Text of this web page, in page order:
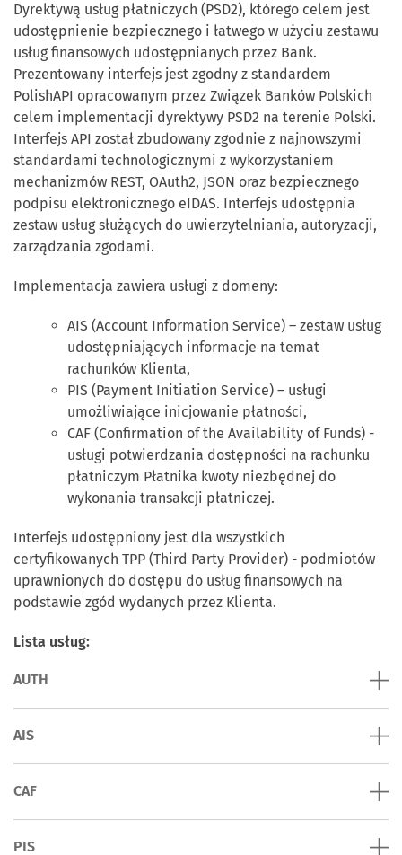
Dyrektywą usług płatniczych (PSD2), którego celem jest
udostępnienie bezpiecznego i łatwego w użyciu zestawu
usług finansowych udostępnianych przez Bank.
Prezentowany interfejs jest zgodny z standardem
PolishAPI opracowanym przez Związek Banków Polskich
celem implementacji dyrektywy PSD2 na terenie Polski.
Interfejs API został zbudowany zgodnie z najnowszymi
standardami technologicznymi z wykorzystaniem
mechanizmów REST, OAuth2, JSON oraz bezpiecznego
podpisu elektronicznego eIDAS. Interfejs udostępnia
zestaw usług służących do uwierzytelniania, autoryzacji,
zarządzania zgodami.
Implementacja zawiera usługi z domeny:
AIS (Account Information Service) – zestaw usług
udostępniających informacje na temat
rachunków Klienta,
PIS (Payment Initiation Service) – usługi
umożliwiające inicjowanie płatności,
CAF (Confirmation of the Availability of Funds) -
usługi potwierdzania dostępności na rachunku
płatniczym Płatnika kwoty niezbędnej do
wykonania transakcji płatniczej.
Interfejs udostępniony jest dla wszystkich
certyfikowanych TPP (Third Party Provider) - podmiotów
uprawnionych do dostępu do usług finansowych na
podstawie zgód wydanych przez Klienta.
Lista usług:
AUTH
AIS
CAF
PIS